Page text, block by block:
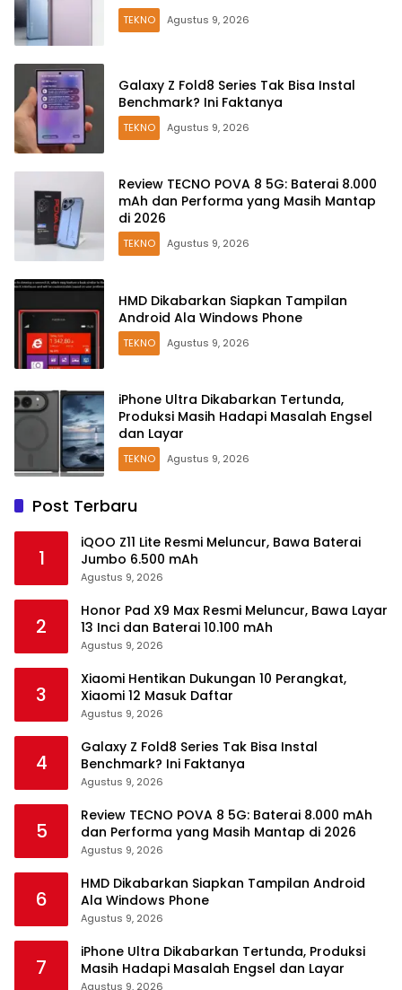
TEKNO Agustus 9, 2026
Galaxy Z Fold8 Series Tak Bisa Instal
Benchmark? Ini Faktanya
TEKNO Agustus 9, 2026
Review TECNO POVA 8 5G: Baterai 8.000
mAh dan Performa yang Masih Mantap
di 2026
TEKNO Agustus 9, 2026
HMD Dikabarkan Siapkan Tampilan
Android Ala Windows Phone
TEKNO Agustus 9, 2026
iPhone Ultra Dikabarkan Tertunda,
Produksi Masih Hadapi Masalah Engsel
dan Layar
TEKNO Agustus 9, 2026
Post Terbaru
1
iQOO Z11 Lite Resmi Meluncur, Bawa Baterai
Jumbo 6.500 mAh
Agustus 9, 2026
2
Honor Pad X9 Max Resmi Meluncur, Bawa Layar
13 Inci dan Baterai 10.100 mAh
Agustus 9, 2026
3
Xiaomi Hentikan Dukungan 10 Perangkat,
Xiaomi 12 Masuk Daftar
Agustus 9, 2026
4
Galaxy Z Fold8 Series Tak Bisa Instal
Benchmark? Ini Faktanya
Agustus 9, 2026
5
Review TECNO POVA 8 5G: Baterai 8.000 mAh
dan Performa yang Masih Mantap di 2026
Agustus 9, 2026
6
HMD Dikabarkan Siapkan Tampilan Android
Ala Windows Phone
Agustus 9, 2026
7
iPhone Ultra Dikabarkan Tertunda, Produksi
Masih Hadapi Masalah Engsel dan Layar
Agustus 9, 2026